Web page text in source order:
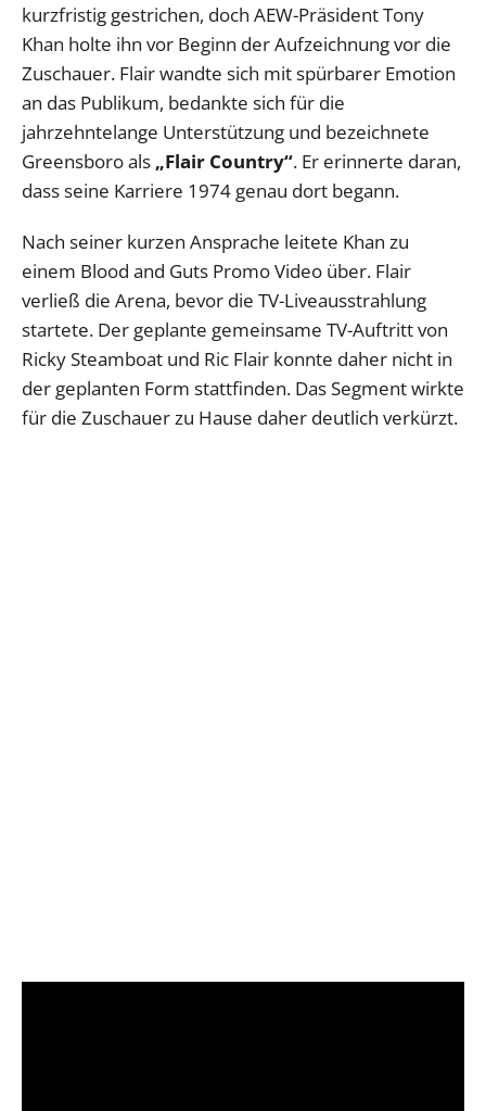
kurzfristig gestrichen, doch AEW-Präsident Tony
Khan holte ihn vor Beginn der Aufzeichnung vor die
Zuschauer. Flair wandte sich mit spürbarer Emotion
an das Publikum, bedankte sich für die
jahrzehntelange Unterstützung und bezeichnete
Greensboro als „Flair Country“. Er erinnerte daran,
dass seine Karriere 1974 genau dort begann.
Nach seiner kurzen Ansprache leitete Khan zu
einem Blood and Guts Promo Video über. Flair
verließ die Arena, bevor die TV-Liveausstrahlung
startete. Der geplante gemeinsame TV-Auftritt von
Ricky Steamboat und Ric Flair konnte daher nicht in
der geplanten Form stattfinden. Das Segment wirkte
für die Zuschauer zu Hause daher deutlich verkürzt.